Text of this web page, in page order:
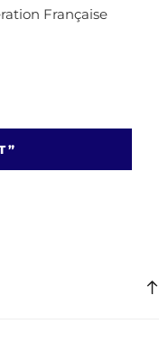
Française